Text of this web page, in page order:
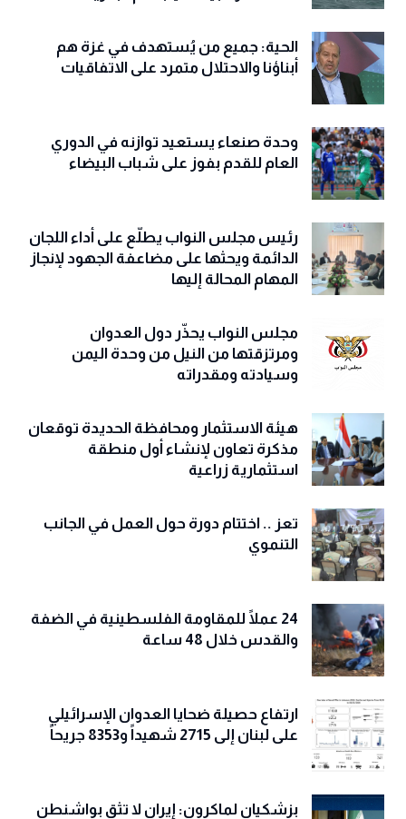
الحية: جميع من يُستهدف في غزة هم
أبناؤنا والاحتلال متمرد على الاتفاقيات
وحدة صنعاء يستعيد توازنه في الدوري
العام للقدم بفوز على شباب البيضاء
رئيس مجلس النواب يطلّع على أداء اللجان
الدائمة ويحثها على مضاعفة الجهود لإنجاز
المهام المحالة إليها
مجلس النواب يحذّّر دول العدوان
ومرتزقتها من النيل من وحدة اليمن
وسيادته ومقدراته
هيئة الاستثمار ومحافظة الحديدة توقعان
مذكرة تعاون لإنشاء أول منطقة
استثمارية زراعية
تعز .. اختتام دورة حول العمل في الجانب
التنموي
24 عملًا للمقاومة الفلسطينية في الضفة
والقدس خلال 48 ساعة
ارتفاع حصيلة ضحايا العدوان الإسرائيلي
على لبنان إلى 2715 شهيداً و8353 جريحاً
بزشكيان لماكرون: إيران لا تثق بواشنطن